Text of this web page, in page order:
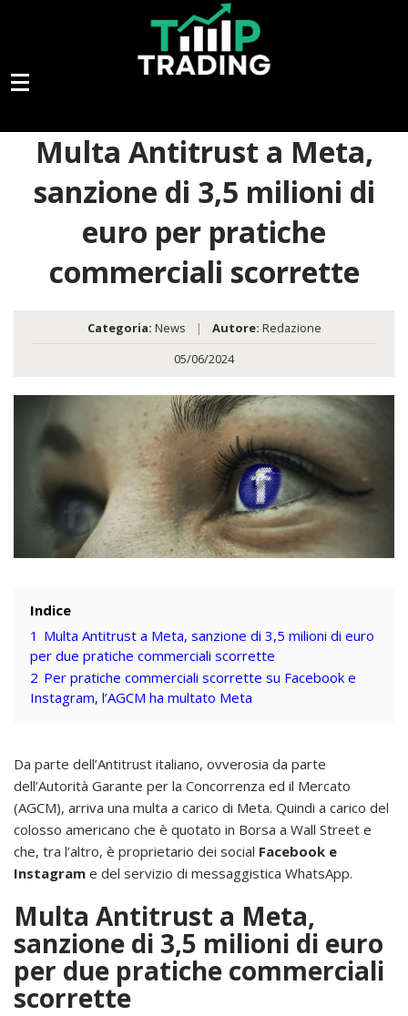
Multa Antitrust a Meta,
sanzione di 3,5 milioni di
euro per pratiche
commerciali scorrette
Categoria: News | Autore: Redazione
05/06/2024
Indice
1 Multa Antitrust a Meta, sanzione di 3,5 milioni di euro
per due pratiche commerciali scorrette
2 Per pratiche commerciali scorrette su Facebook e
Instagram, l’AGCM ha multato Meta
Da parte dell’Antitrust italiano, ovverosia da parte
dell’Autorità Garante per la Concorrenza ed il Mercato
(AGCM), arriva una multa a carico di Meta. Quindi a carico del
colosso americano che è quotato in Borsa a Wall Street e
che, tra l’altro, è proprietario dei social Facebook e
Instagram e del servizio di messaggistica WhatsApp.
Multa Antitrust a Meta,
sanzione di 3,5 milioni di euro
per due pratiche commerciali
scorrette